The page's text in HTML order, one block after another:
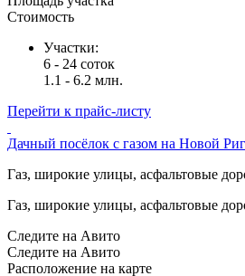
Стоимость
Участки:
6 - 24 соток
1.1 - 6.2 млн.
Перейти к прайс-листу
Дачный посёлок с газом на Новой
Газ, широкие улицы, асфальтовые
Газ, широкие улицы, асфальтовые
Следите на Авито
Следите на Авито
Расположение на карте